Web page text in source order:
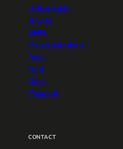
Volkswagen
Toyota
BMW
Mercedes-Benz
Audi
Ford
Opel
Peugeot
CONTACT